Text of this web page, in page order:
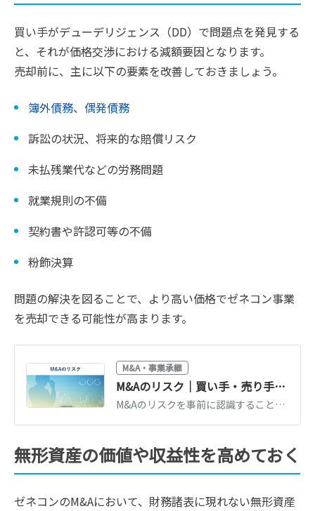
買い手がデューデリジェンス（DD）で問題点を発見する
と、それが価格交渉における減額要因となります。
売却前に、主に以下の要素を改善しておきましょう。
簿外債務、 偶発債務
訴訟の状況、将来的な賠償リスク
未払残業代などの労務問題
就業規則の不備
契約書や許認可等の不備
粉飾決算
問題の解決を図ることで、より高い価格でゼネコン事業
を売却できる可能性が高まります。
M&A・事業承継
M&Aのリスク｜買い手・売り手のリスクや対処法を解説
M&Aのリスクを事前に認識することで、トラブルや損失を回避しやすくなります。M&Aで注意すべきリスクの種類やリスクマネジメント手法などについて、公認会計士が具体的な事例を交えてわかりやすく解説します。（公認会計士監修記事）
無形資産の価値や収益性を高めておく
ゼネコンのM&Aにおいて、財務諸表に現れない無形資産